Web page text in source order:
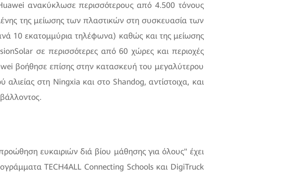
ανακύκλωσε περισσότερους από 4.500 τόνους
της μείωσης των πλαστικών στη συσκευασία των
10 εκατομμύρια τηλέφωνα) καθώς και της μείωσης
σε περισσότερες από 60 χώρες και περιοχές
βοήθησε επίσης στην κατασκευή του μεγαλύτερου
στη Νingxia και στο Shandog, αντίστοιχα, και
ευκαιριών διά βίου μάθησης για όλους" έχει
TECH4ALL Connecting Schools και DigiTruck